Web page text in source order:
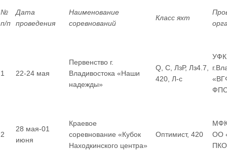
№
п/п
Дата
проведения
Наименование
соревнований
Класс яхт
1 22-24 мая
Первенство г.
Владивостока «Наши
надежды»
Q, С, ЛзР, Лз4.7,
420, Л-с
2
28 мая-01
июня
Краевое
соревнование «Кубок
Находкинского центра»
Оптимист, 420
ОО